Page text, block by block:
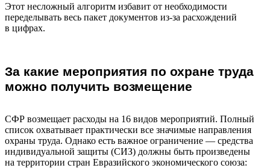
Этот несложный алгоритм избавит от необходимости
переделывать весь пакет документов из-за расхождений
в цифрах.
За какие мероприятия по охране труда
можно получить возмещение
СФР возмещает расходы на 16 видов мероприятий. Полный
список охватывает практически все значимые направления
охраны труда. Однако есть важное ограничение — средства
индивидуальной защиты (СИЗ) должны быть произведены
на территории стран Евразийского экономического союза: